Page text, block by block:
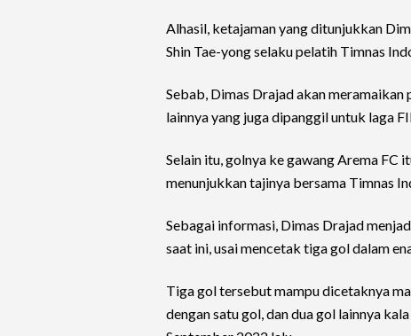
Alhasil, ketajaman yang ditunjukkan
Shin Tae-yong selaku pelatih Timnas
Sebab, Dimas Drajad akan meramaikan
lainnya yang juga dipanggil untuk laga
Selain itu, golnya ke gawang Arema
menunjukkan tajinya bersama Timnas
Sebagai informasi, Dimas Drajad
saat ini, usai mencetak tiga gol dalam
Tiga gol tersebut mampu dicetaknya
dengan satu gol, dan dua gol lainnya